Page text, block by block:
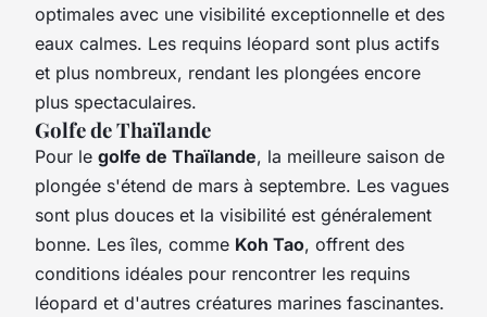
optimales avec une visibilité exceptionnelle et des
eaux calmes. Les requins léopard sont plus actifs
et plus nombreux, rendant les plongées encore
plus spectaculaires.
Golfe de Thaïlande
Pour le golfe de Thaïlande, la meilleure saison de
plongée s'étend de mars à septembre. Les vagues
sont plus douces et la visibilité est généralement
bonne. Les îles, comme Koh Tao, offrent des
conditions idéales pour rencontrer les requins
léopard et d'autres créatures marines fascinantes.